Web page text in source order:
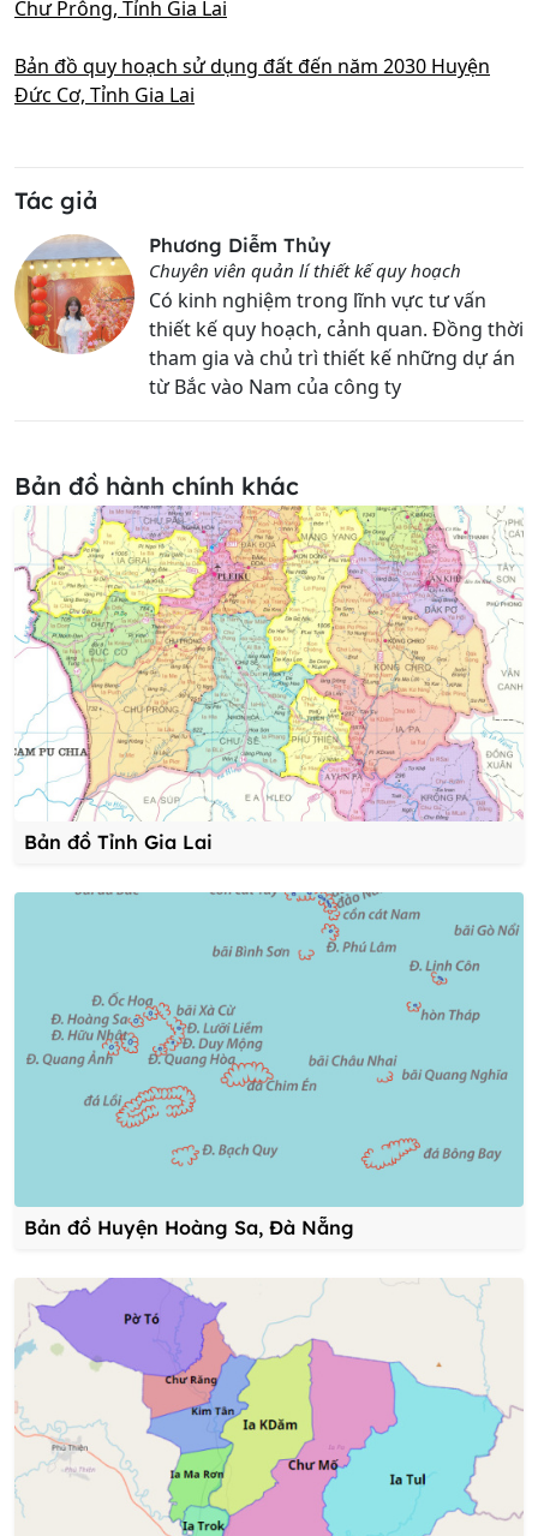
Chư Prông, Tỉnh Gia Lai
Bản đồ quy hoạch sử dụng đất đến năm 2030 Huyện
Đức Cơ, Tỉnh Gia Lai
Tác giả
Phương Diễm Thủy
Chuyên viên quản lí thiết kế quy hoạch
Có kinh nghiệm trong lĩnh vực tư vấn
thiết kế quy hoạch, cảnh quan. Đồng thời
tham gia và chủ trì thiết kế những dự án
từ Bắc vào Nam của công ty
Bản đồ hành chính khác
Bản đồ Tỉnh Gia Lai
Bản đồ Huyện Hoàng Sa, Đà Nẵng